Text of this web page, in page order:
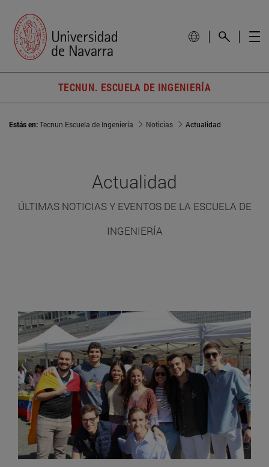
TECNUN. ESCUELA DE INGENIERÍA
Estás en:Tecnun Escuela de Ingeniería Noticias Actualidad
Actualidad
ÚLTIMAS NOTICIAS Y EVENTOS DE LA ESCUELA DE
INGENIERÍA